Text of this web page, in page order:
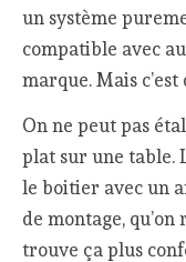
un système
compatible avec
marque. Mais
On ne peut pas
plat sur une table.
le boitier avec un
de montage,
trouve ça plus